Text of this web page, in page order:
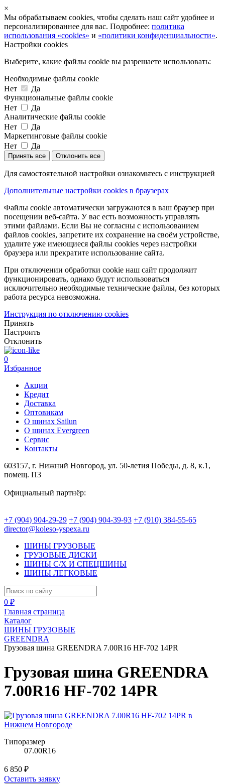
×
Мы обрабатываем cookies, чтобы сделать наш сайт удобнее и
персонализированнее для вас. Подробнее: политика
использования «cookies» и «политики конфиденциальности».
Настройки cookies
Выберите, какие файлы cookie вы разрешаете использовать:
Необходимые файлы cookie
Нет
Да
Функциональные файлы cookie
Нет
Да
Аналитические файлы cookie
Нет
Да
Маркетинговые файлы cookie
Нет
Да
Принять все Отклонить все
Для самостоятельной настройки ознакомьтесь с инструкцией
Дополнительные настройки cookies в браузерах
Файлы cookie автоматически загружаются в ваш браузер при
посещении веб-сайта. У вас есть возможность управлять
этими файлами. Если Вы не согласны с использованием
файлов cookies, запретите их сохранение на своём устройстве,
удалите уже имеющиеся файлы cookies через настройки
браузера или прекратите использование сайта.
При отключении обработки cookie наш сайт продолжит
функционировать, однако будут использоваться
исключительно необходимые технические файлы, без которых
работа ресурса невозможна.
Инструкция по отключению cookies
Принять
Настроить
Отклонить
0
Избранное
Акции
Кредит
Доставка
Оптовикам
О шинах Sailun
О шинах Evergreen
Сервис
Контакты
603157, г. Нижний Новгород, ул. 50-летия Победы, д. 8, к.1,
помещ. П3
Официальный партнёр:
+7 (904) 904-29-29 +7 (904) 904-39-93 +7 (910) 384-55-65
director@koleso-yspexa.ru
ШИНЫ ГРУЗОВЫЕ
ГРУЗОВЫЕ ДИСКИ
ШИНЫ С/Х И СПЕЦШИНЫ
ШИНЫ ЛЕГКОВЫЕ
0 ₽
Главная страница
Каталог
ШИНЫ ГРУЗОВЫЕ
GREENDRA
Грузовая шина GREENDRA 7.00R16 HF-702 14PR
Грузовая шина GREENDRA
7.00R16 HF-702 14PR
Типоразмер
07.00R16
6 850 ₽
Оставить заявку